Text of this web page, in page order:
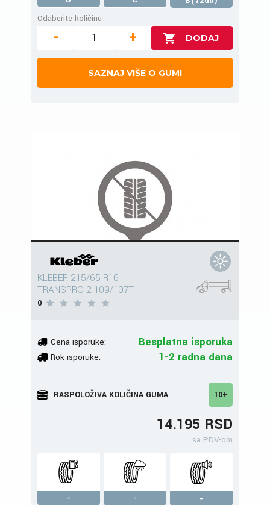
Odaberite količinu
- +
SAZNAJ VIŠE O GUMI
KLEBER 215/65 R16
TRANSPRO 2 109/107T
0
Cena isporuke: Besplatna isporuka
Rok isporuke: 1-2 radna dana
RASPOLOŽIVA KOLIČINA GUMA 10+
14.195 RSD
sa PDV-om
- -
-